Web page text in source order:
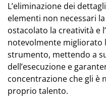
L’eliminazione dei
elementi non necessari
ostacolato la creatività e
notevolmente migliorato
strumento, mettendo a
dell’esecuzione e
concentrazione che gli è
proprio talento.